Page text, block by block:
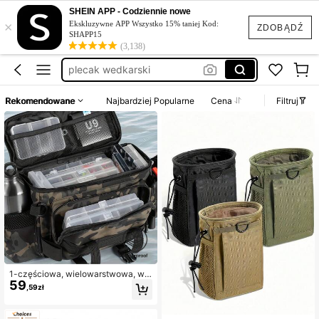
ZDOBĄDŹ
×
SHEIN APP - Codziennie nowe
Ekskluzywne APP Wszystko 15% taniej Kod:
SHAPP15
(3,138)
wędkarstwo
torba wędkarska
torba wedkarska
plecak wedkarski
wędkarstwo
torba wędkarska
Rekomendowane Najbardziej Popularne Cena Filtruj
1-częściowa, wielowarstwowa, wo
doodporna torba wędkarska, dostę
pna w kamuflażu, geometrycznym
nana na zamek błyskawiczny i z pa
59 ,59zł